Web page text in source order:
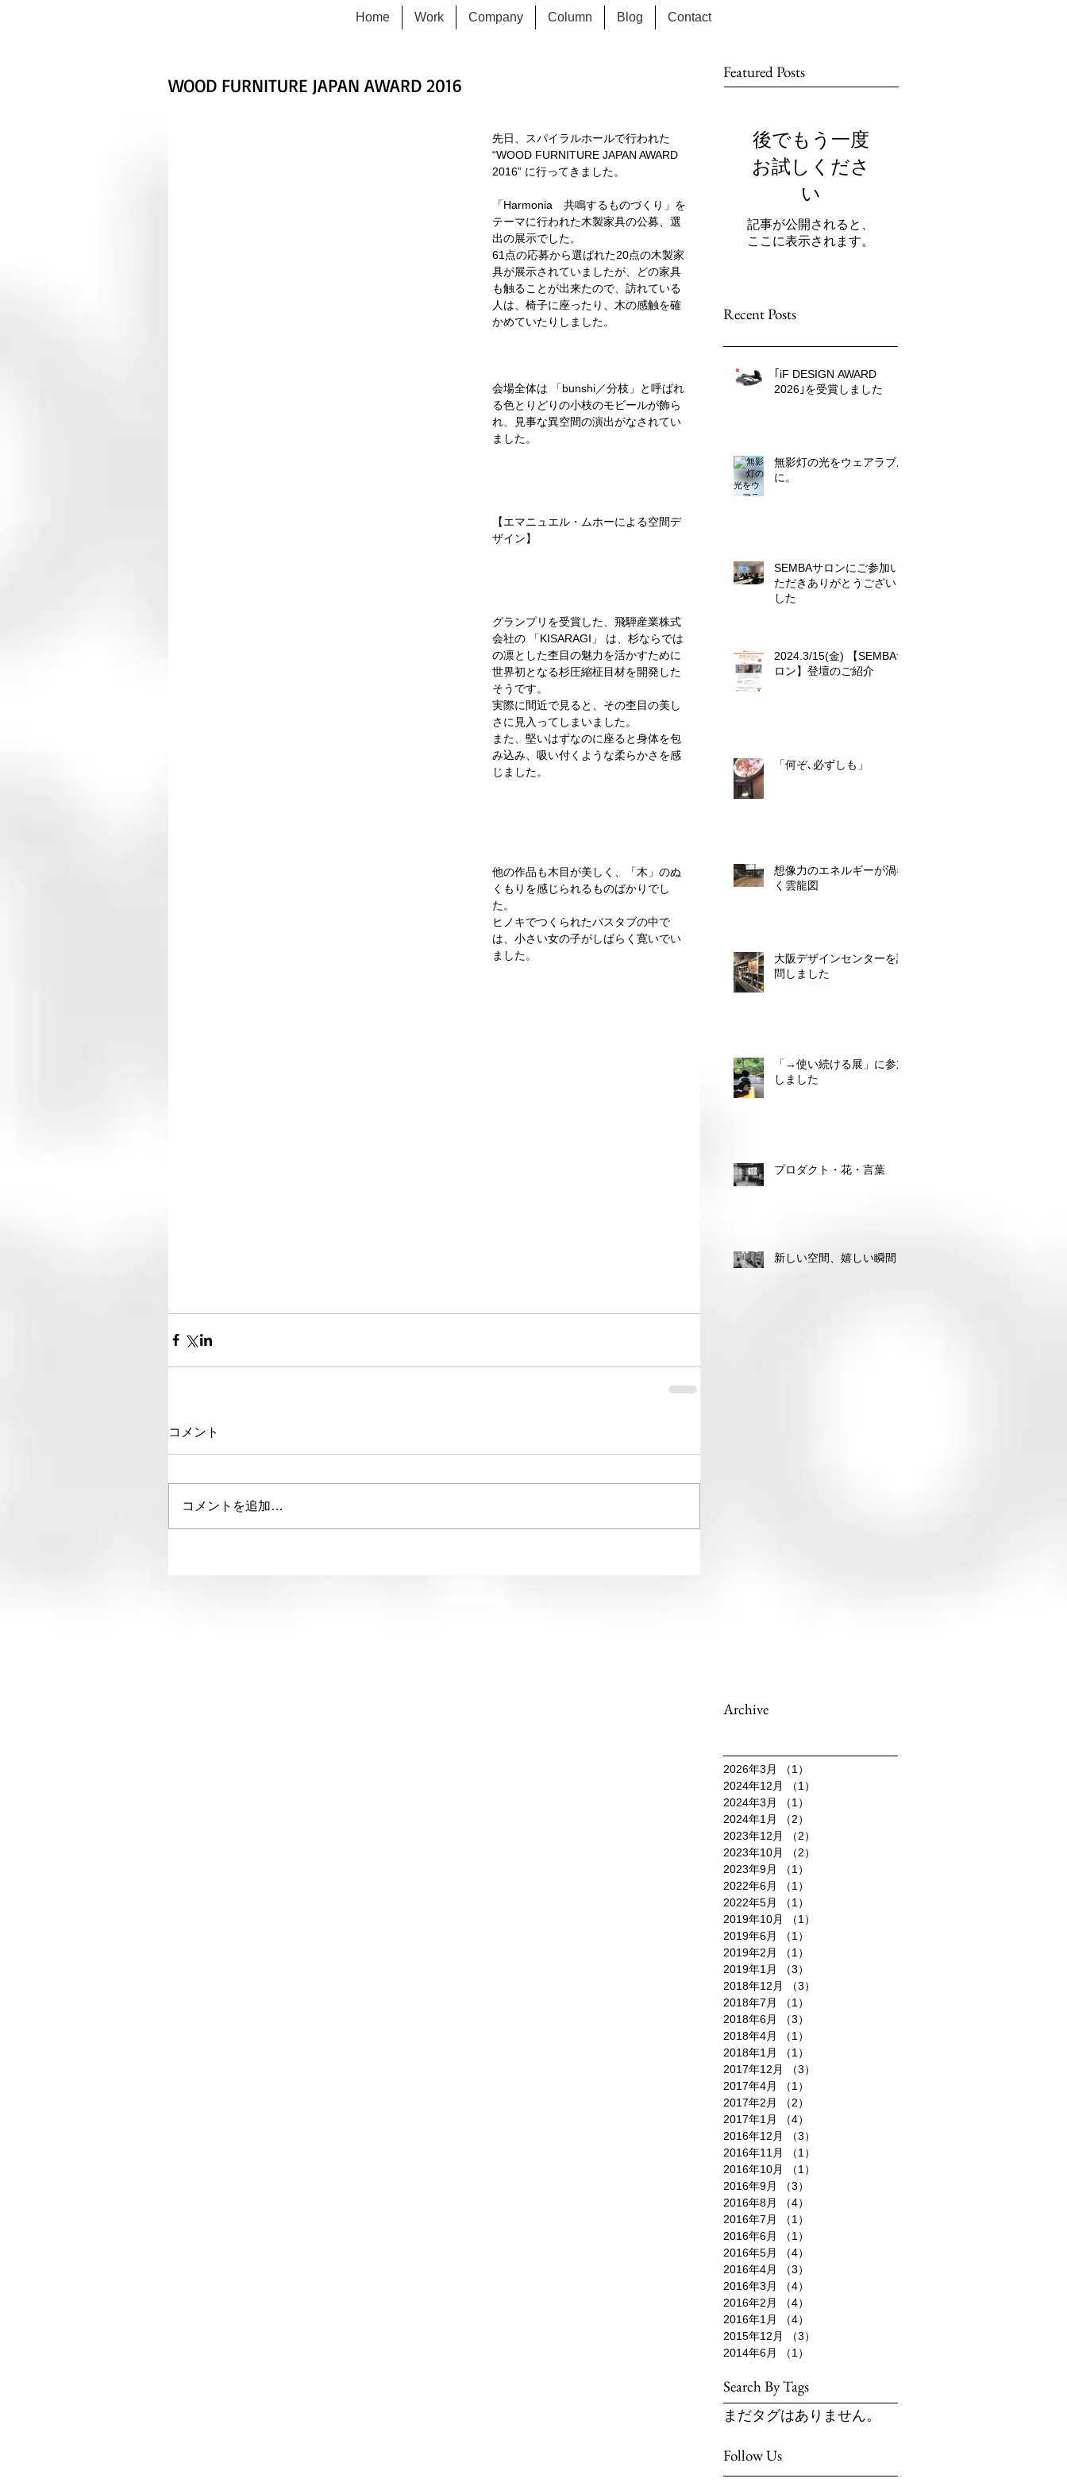
Home Work Company Column Blog Contact
WOOD FURNITURE JAPAN AWARD 2016
先日、スパイラルホールで行われた
“WOOD FURNITURE JAPAN AWARD
2016” に行ってきました。
「Harmonia　共鳴するものづくり」を
テーマに行われた木製家具の公募、選
出の展示でした。
61点の応募から選ばれた20点の木製家
具が展示されていましたが、どの家具
も触ることが出来たので、訪れている
人は、椅子に座ったり、木の感触を確
かめていたりしました。
会場全体は 「bunshi／分枝」と呼ばれ
る色とりどりの小枝のモビールが飾ら
れ、見事な異空間の演出がなされてい
ました。
【エマニュエル・ムホーによる空間デ
ザイン】
グランプリを受賞した、飛騨産業株式
会社の 「KISARAGI」 は、杉ならでは
の凛とした杢目の魅力を活かすために
世界初となる杉圧縮柾目材を開発した
そうです。
実際に間近で見ると、その杢目の美し
さに見入ってしまいました。
また、堅いはずなのに座ると身体を包
み込み、吸い付くような柔らかさを感
じました。
他の作品も木目が美しく、「木」のぬ
くもりを感じられるものばかりでし
た。
ヒノキでつくられたバスタブの中で
は、小さい女の子がしばらく寛いでい
ました。
コメント
コメントを追加…
Featured Posts
後でもう一度
お試しくださ
い
記事が公開されると、
ここに表示されます。
Recent Posts
｢iF DESIGN AWARD
2026｣を受賞しました
無影灯の光をウェアラブル
に。
SEMBAサロンにご参加い
ただきありがとうございま
した
2024.3/15(金) 【SEMBAサ
ロン】登壇のご紹介
「何ぞ､必ずしも」
想像力のエネルギーが渦巻
く雲龍図
大阪デザインセンターを訪
問しました
「→使い続ける展」に参加
しました
プロダクト・花・言葉
新しい空間、嬉しい瞬間
Archive
2026年3月 （1）
2024年12月
（1）
2024年3月
（1）
2024年1月
（2）
2023年12月
（2）
2023年10月
（2）
2023年9月
（1）
2022年6月
（1）
2022年5月
（1）
2019年10月
（1）
2019年6月
（1）
2019年2月
（1）
2019年1月
（3）
2018年12月
（3）
2018年7月
（1）
2018年6月
（3）
2018年4月
（1）
2018年1月
（1）
2017年12月
（3）
2017年4月
（1）
2017年2月
（2）
2017年1月
（4）
2016年12月
（3）
2016年11月
（1）
2016年10月
（1）
2016年9月
（3）
2016年8月
（4）
2016年7月
（1）
2016年6月
（1）
2016年5月
（4）
2016年4月
（3）
2016年3月
（4）
2016年2月
（4）
2016年1月
（4）
2015年12月
（3）
2014年6月
（1）
Search By Tags
まだタグはありません。
Follow Us